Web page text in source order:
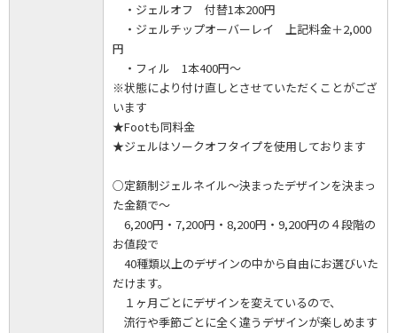
・ジェルオフ 付替1本200円
・ジェルチップオーバーレイ 上記料金＋2,000
円
・フィル 1本400円～
※状態により付け直しとさせていただくことがござ
います
★Footも同料金
★ジェルはソークオフタイプを使用しております
○定額制ジェルネイル～決まったデザインを決まっ
た金額で～
6,200円・7,200円・8,200円・9,200円の４段階の
お値段で
40種類以上のデザインの中から自由にお選びいた
だけます。
１ヶ月ごとにデザインを変えているので、
流行や季節ごとに全く違うデザインが楽しめます